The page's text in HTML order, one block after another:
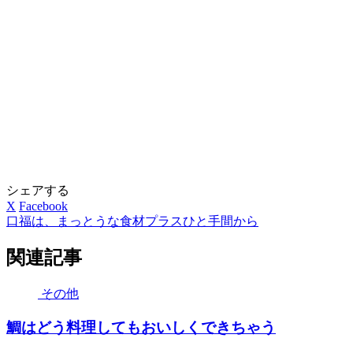
シェアする
X Facebook
口福は、まっとうな食材プラスひと手間から
関連記事
その他
鯛はどう料理してもおいしくできちゃう